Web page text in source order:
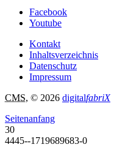
Facebook
Youtube
Kontakt
Inhaltsverzeichnis
Datenschutz
Impressum
CMS, © 2026 digitalfabriX
Seitenanfang
30
4445--1719689683-0